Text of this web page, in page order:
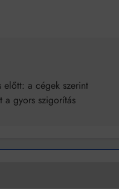
előtt: a cégek szerint
a gyors szigorítás